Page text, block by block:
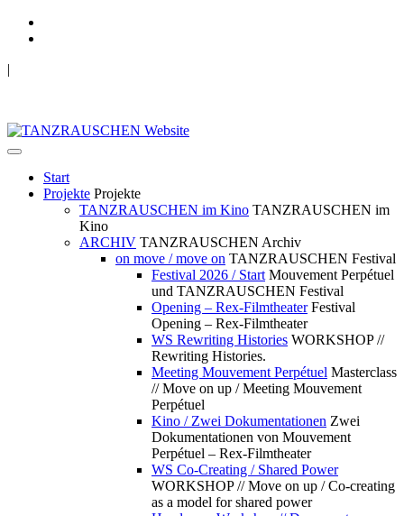
|
Start
Projekte Projekte
TANZRAUSCHEN im Kino TANZRAUSCHEN im
Kino
ARCHIV TANZRAUSCHEN Archiv
on move / move on TANZRAUSCHEN Festival
Festival 2026 / Start Mouvement Perpétuel
und TANZRAUSCHEN Festival
Opening – Rex-Filmtheater Festival
Opening – Rex-Filmtheater
WS Rewriting Histories WORKSHOP //
Rewriting Histories.
Meeting Mouvement Perpétuel Masterclass
// Move on up / Meeting Mouvement
Perpétuel
Kino / Zwei Dokumentationen Zwei
Dokumentationen von Mouvement
Perpétuel – Rex-Filmtheater
WS Co-Creating / Shared Power
WORKSHOP // Move on up / Co-creating
as a model for shared power